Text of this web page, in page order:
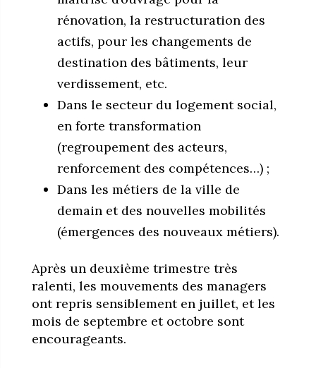
rénovation, la restructuration des
actifs, pour les changements de
destination des bâtiments, leur
verdissement, etc.
Dans le secteur du logement social,
en forte transformation
(regroupement des acteurs,
renforcement des compétences…) ;
Dans les métiers de la ville de
demain et des nouvelles mobilités
(émergences des nouveaux métiers).
Après un deuxième trimestre très
ralenti, les mouvements des managers
ont repris sensiblement en juillet, et les
mois de septembre et octobre sont
encourageants.